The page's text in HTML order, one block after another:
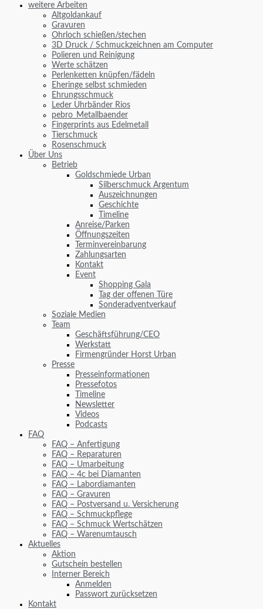
weitere Arbeiten
Altgoldankauf
Gravuren
Ohrloch schießen/stechen
3D Druck / Schmuckzeichnen am Computer
Polieren und Reinigung
Werte schätzen
Perlenketten knüpfen/fädeln
Eheringe selbst schmieden
Ehrungsschmuck
Leder Uhrbänder Rios
pebro_Metallbaender
Fingerprints aus Edelmetall
Tierschmuck
Rosenschmuck
Über Uns
Betrieb
Goldschmiede Urban
Silberschmuck Argentum
Auszeichnungen
Geschichte
Timeline
Anreise/Parken
Öffnungszeiten
Terminvereinbarung
Zahlungsarten
Kontakt
Event
Shopping Gala
Tag der offenen Türe
Sonderadventverkauf
Soziale Medien
Team
Geschäftsführung/CEO
Werkstatt
Firmengründer Horst Urban
Presse
Presseinformationen
Pressefotos
Timeline
Newsletter
Videos
Podcasts
FAQ
FAQ – Anfertigung
FAQ – Reparaturen
FAQ – Umarbeitung
FAQ – 4c bei Diamanten
FAQ – Labordiamanten
FAQ – Gravuren
FAQ – Postversand u. Versicherung
FAQ – Schmuckpflege
FAQ – Schmuck Wertschätzen
FAQ – Warenumtausch
Aktuelles
Aktion
Gutschein bestellen
Interner Bereich
Anmelden
Passwort zurücksetzen
Kontakt